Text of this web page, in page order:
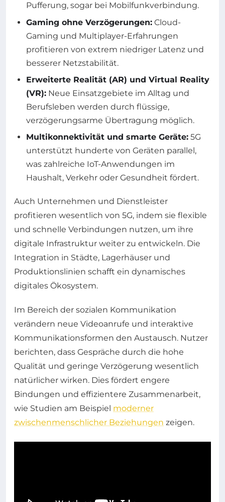
Pufferung, sogar bei Mobilfunkverbindung.
Gaming ohne Verzögerungen: Cloud-
Gaming und Multiplayer-Erfahrungen
profitieren von extrem niedriger Latenz und
besserer Netzstabilität.
Erweiterte Realität (AR) und Virtual Reality
(VR): Neue Einsatzgebiete im Alltag und
Berufsleben werden durch flüssige,
verzögerungsarme Übertragung möglich.
Multikonnektivität und smarte Geräte: 5G
unterstützt hunderte von Geräten parallel,
was zahlreiche IoT-Anwendungen im
Haushalt, Verkehr oder Gesundheit fördert.
Auch Unternehmen und Dienstleister
profitieren wesentlich von 5G, indem sie flexible
und schnelle Verbindungen nutzen, um ihre
digitale Infrastruktur weiter zu entwickeln. Die
Integration in Städte, Lagerhäuser und
Produktionslinien schafft ein dynamisches
digitales Ökosystem.
Im Bereich der sozialen Kommunikation
verändern neue Videoanrufe und interaktive
Kommunikationsformen den Austausch. Nutzer
berichten, dass Gespräche durch die hohe
Qualität und geringe Verzögerung wesentlich
natürlicher wirken. Dies fördert engere
Bindungen und effizientere Zusammenarbeit,
wie Studien am Beispiel moderner
zwischenmenschlicher Beziehungen zeigen.